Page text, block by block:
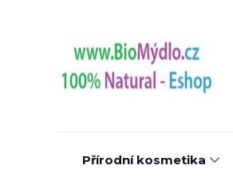
Přírodní kosmetika